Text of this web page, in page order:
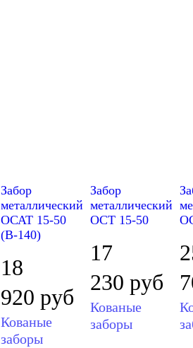
Забор
металлический
ОСАТ 15-50
(В-140)
18
920 руб
Кованые
заборы
Забор
металлический
ОСТ 15-50
17
230 руб
Кованые
заборы